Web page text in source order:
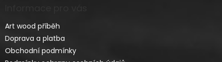
Art wood příběh
Doprava a platba
Obchodní podmínky